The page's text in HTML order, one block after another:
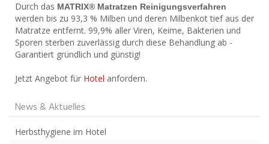
Durch das MATRIX® Matratzen Reinigungsverfahren
werden bis zu 93,3 % Milben und deren Milbenkot tief aus der
Matratze entfernt. 99,9% aller Viren, Keime, Bakterien und
Sporen sterben zuverlässig durch diese Behandlung ab -
Garantiert gründlich und günstig!
Jetzt Angebot für Hotel anfordern.
News & Aktuelles
Herbsthygiene im Hotel